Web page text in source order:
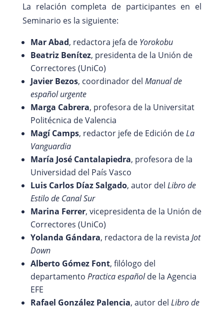
La relación completa de participantes en el
Seminario es la siguiente:
Mar Abad, redactora jefa de Yorokobu
Beatriz Benítez, presidenta de la Unión de
Correctores (UniCo)
Javier Bezos, coordinador del Manual de
español urgente
Marga Cabrera, profesora de la Universitat
Politécnica de Valencia
Magí Camps, redactor jefe de Edición deLa
Vanguardia
María José Cantalapiedra, profesora de la
Universidad del País Vasco
Luis Carlos Díaz Salgado, autor del Libro de
Estilo de Canal Sur
Marina Ferrer, vicepresidenta de la Unión de
Correctores (UniCo)
Yolanda Gándara, redactora de la revista Jot
Down
Alberto Gómez Font, filólogo del
departamento Practica españolde la Agencia
EFE
Rafael González Palencia, autor del Libro de